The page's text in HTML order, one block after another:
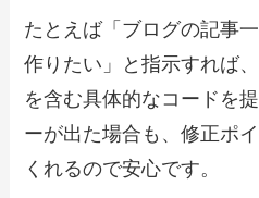
たとえば「ブログの記事
作りたい」と指示すれば
を含む具体的なコードを
ーが出た場合も、修正ポ
くれるので安心です。